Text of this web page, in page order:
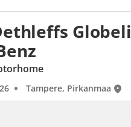
Tampere, Pirkanmaa